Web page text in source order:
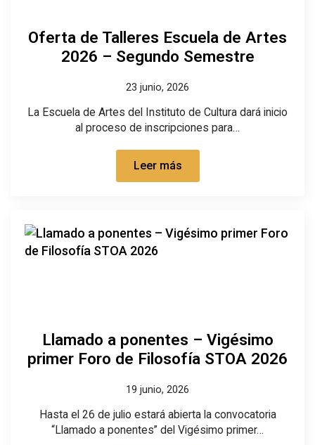
Oferta de Talleres Escuela de Artes
2026 – Segundo Semestre
23 junio, 2026
La Escuela de Artes del Instituto de Cultura dará inicio
al proceso de inscripciones para…
Leer más
Llamado a ponentes – Vigésimo
primer Foro de Filosofía STOA 2026
19 junio, 2026
Hasta el 26 de julio estará abierta la convocatoria
“Llamado a ponentes” del Vigésimo primer…